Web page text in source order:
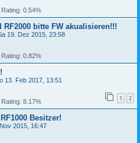
Rating: 0.54%
bitte FW akualisieren!!!
19. Dez 2015, 23:58
Rating: 0.82%
13. Feb 2017, 13:51
1 2
Rating: 8.17%
Besitzer!
2015, 16:47